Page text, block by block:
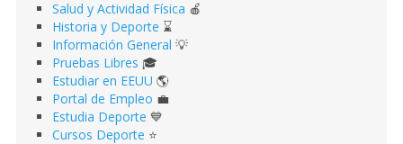
Salud y Actividad Física 🍎
Historia y Deporte ⌛️
Información General 💡
Pruebas Libres 🎓
Estudiar en EEUU 🌎​
Portal de Empleo 💼
Estudia Deporte 💙
Cursos Deporte ⭐️